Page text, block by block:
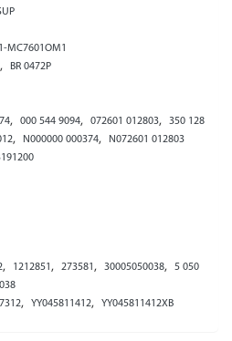
MC7601OM1
, BR 0472P
, 000 544 9094, 072601 012803,
350 128
, N000000 000374, N072601 012803
, 1212851 , 273581 , 30005050038,
5 050
, YY045811412, YY045811412XB